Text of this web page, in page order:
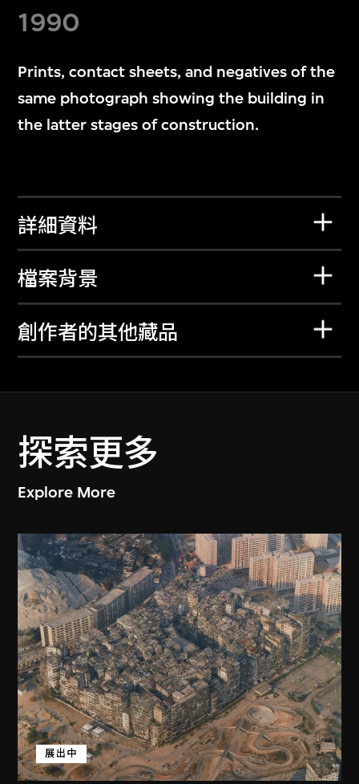
1990
Prints, contact sheets, and negatives of the
same photograph showing the building in
the latter stages of construction.
詳細資料
檔案背景
創作者的其他藏品
探索更多
Explore More
展出中